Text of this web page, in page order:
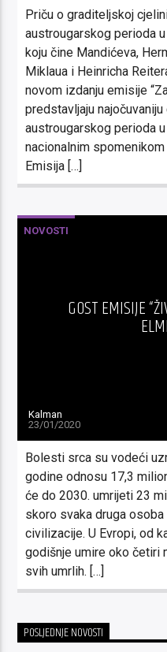
Priču o graditeljskoj
austrougarskog perioda
koju čine Mandićeva,
Miklaua i Heinricha
novom izdanju emisije
predstavljaju
austrougarskog perioda
nacionalnim
Emisija […]
NOVOSTI
GOST EMISIJE
Kalman
23/01/2020
Bolesti srca su vodeći
godine odnosu 17,3
će do 2030. umrijeti 23
skoro svaka druga
civilizacije. U Evropi, od
godišnje umire oko četiri
svih umrlih. […]
POSLJEDNJE NOVOSTI